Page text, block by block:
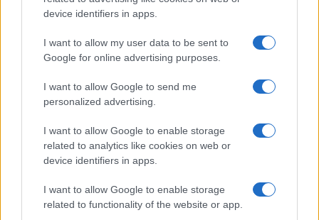
device identifiers in apps.
I want to allow my user data to be sent to
Google for online advertising purposes.
I want to allow Google to send me
personalized advertising.
I want to allow Google to enable storage
related to analytics like cookies on web or
device identifiers in apps.
I want to allow Google to enable storage
related to functionality of the website or app.